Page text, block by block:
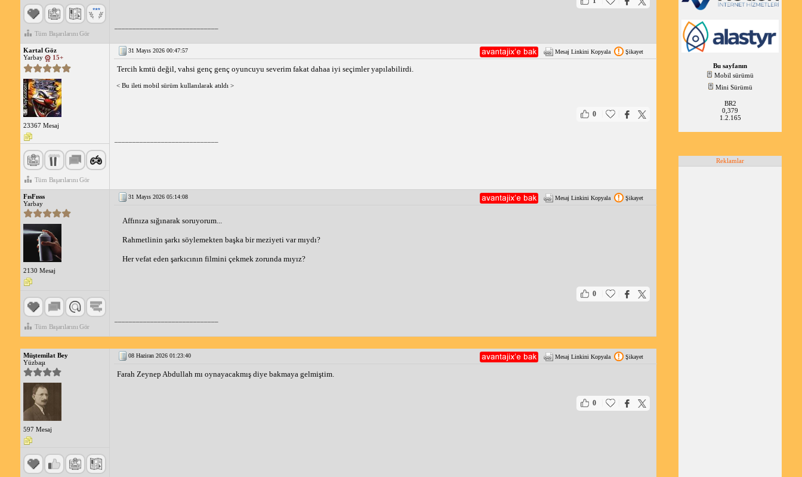
Tüm Başarılarını Gör
Kartal Göz
Yarbay
15+
23367 Mesaj
Tüm Başarılarını Gör
31 Mayıs 2026 00:47:57 Mesaj Linkini Kopyala Şikayet
Tercih kmtü değil, vahsi genç genç oyuncuyu severim fakat dahaa iyi seçimler yapılabilirdi.
< Bu ileti mobil sürüm kullanılarak atıldı >
0
FısFısss
Yarbay
2130 Mesaj
Tüm Başarılarını Gör
31 Mayıs 2026 05:14:08 Mesaj Linkini Kopyala Şikayet
Affınıza sığınarak soruyorum...
Rahmetlinin şarkı söylemekten başka bir meziyeti var mıydı?
Her vefat eden şarkıcının filmini çekmek zorunda mıyız?
0
Müştemilat Bey
Yüzbaşı
597 Mesaj
08 Haziran 2026 01:23:40 Mesaj Linkini Kopyala Şikayet
Farah Zeynep Abdullah mı oynayacakmış diye bakmaya gelmiştim.
0
Bu sayfanın
Mobil sürümü
Mini Sürümü
BR2
0,379
1.2.165
Reklamlar